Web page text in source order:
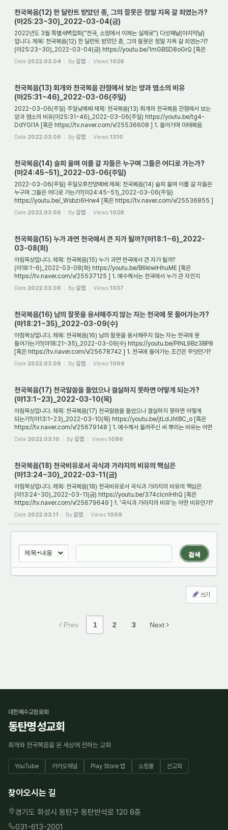
천국복음(12) 한 달란트 받았던 종, 그의 잘못은 정말 지옥 갈 죄였는가?
(마25:23~30)_2022-03-04(금)
2022년도 3월 특별새벽집회("천국, 소망에서 이제는 실제로") 다섯째날(마지막날)
입니다. 제목: 천국복음(12) 한 달란트 받았던 종, 그의 잘못은 정말 지옥 갈 죄였는가?
(마25:23~30)_2022-03-04(금) https://youtu.be/1mGBSD8oGrQ [혹은
https://tv.naver.com...
Date 2022.03.04 By갈렙 Views 1026
천국복음(13) 회개와 천국복음 관점에서 보는 양과 염소의 비유
(마25:31~46)_2022-03-06(주일)
2022-03-06(주일) 주일낮예배 제목: 천국복음(13) 회개와 천국복음 관점에서 보는
양과 염소의 비유(마25:31~46)_2022-03-06(주일) https://youtu.be/tg4-
DdYGl1A [혹은 https://tv.naver.com/v/25536608 ] 1. 들어가며 마태복음
25장에서는 천국에 관한 3가지...
Date 2022.03.06 By갈렙 Views 1310
천국복음(14) 슬피 울며 이를 갈 자들은 누구며 그들은 어디로 가는가?
(마24:45~51)_2022-03-06(주일)
2022-03-06(주일) 주일오후찬양예배 제목: 천국복음(14) 슬피 울며 이를 갈 자들은
누구며 그들은 어디로 가는가?(마24:45~51)_2022-03-06(주일)
https://youtu.be/_Wsbzi6Hrw4 [혹은 https://tv.naver.com/v/25536855 ]
1. 들어가며 천국에 들어가는 자는 모...
Date 2022.03.06 By갈렙 Views 1028
천국복음(15) 누가 과연 천국에서 큰 자가 될까?(마18:1~6)_2022-
03-08(화)
아침묵상입니다. 제목: 천국복음(15) 누가 과연 천국에서 큰 자가 될까?
(마18:1~6)_2022-03-08(화) https://youtu.be/B6klwIHhuME [혹은
https://tv.naver.com/v/25537125 ] 1. 예수께서는 천국에서 누가 큰 자인지
질문하는 제자들에게 무엇이라고 말씀하셨는...
Date 2022.03.08 By갈렙 Views 1037
천국복음(16) 남의 잘못을 용서해주지 않는 자는 천국에 못 들어가는가?
(마18:21~35)_2022-03-09(수)
아침묵상입니다. 제목: 천국복음(16) 남의 잘못을 용서해주지 않는 자는 천국에 못
들어가는가?(마18:21~35)_2022-03-09(수) https://youtu.be/PINL9Bz3BP8
[혹은 https://tv.naver.com/v/25678742 ] 1. 천국에 들어가는 조건은 무엇인가?
천국에 들어가는 조...
Date 2022.03.09 By갈렙 Views 1069
천국복음(17) 천국말씀을 들었으나 결실하지 못하면 어떻게 되는가?
(마13:1~23)_2022-03-10(목)
아침묵상입니다. 제목: 천국복음(17) 천국말씀을 들었으나 결실하지 못하면 어떻게
되는가?(마13:1~23)_2022-03-10(목) https://youtu.be/jtLdJhtBC_o [혹은
https://tv.naver.com/v/25679148 ] 1. 예수께서 들려주신 씨 뿌리는 비유는 어떤
비유인가? 어느 날...
Date 2022.03.10 By갈렙 Views 1086
천국복음(18) 천국비유로서 곡식과 가라지의 비유의 핵심은
(마13:24~30)_2022-03-11(금)
아침묵상입니다. 제목: 천국복음(18) 천국비유로서 곡식과 가라지의 비유의 핵심은
(마13:24~30)_2022-03-11(금) https://youtu.be/374cIcnIHhQ [혹은
https://tv.naver.com/v/25679649 ] 1. '곡식과 가라지의 비유'는 어떤 비유인가?
'비유'(파라볼레)란 원래 ...
Date 2022.03.11 By갈렙 Views 1069
검색
쓰기
Prev 1 2 3 Next
대한예수교장로회
동탄명성교회
회개와 천국복음을 온 세상에 전하는 교회
YouTube 카카오채널 Play Store 앱 쇼핑몰 선교회
찾아오시는 길
경기도 화성시 동탄구 동탄반석로 120 8층
031-613-2001